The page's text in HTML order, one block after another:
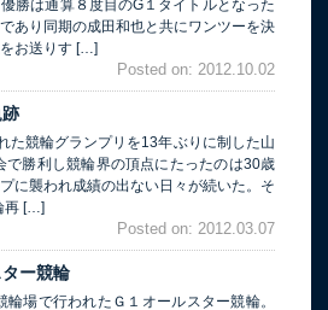
勝は通算８度目のG１タイトルとなった
あり同期の成田和也と共にワンツーを決
お送りす […]
Posted on: 2012.10.02
た競輪グランプリを13年ぶりに制した山
で勝利し競輪界の頂点にたったのは30歳
に襲われ成績の出ない日々が続いた。そ
再 […]
Posted on: 2012.03.07
ー競輪
場で行われたＧ１オールスター競輪。